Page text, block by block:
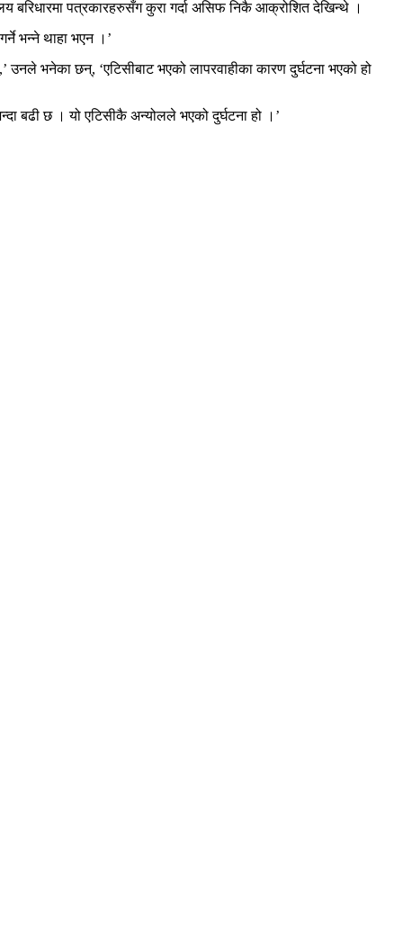
बरिधारमा पत्रकारहरुसँग कुरा गर्दा असिफ निकै आक्रोशित देखिन्थे ।
भन्ने थाहा भएन ।’
उनले भनेका छन्, ‘एटिसीबाट भएको लापरवाहीका कारण दुर्घटना भएको हो
बढी छ । यो एटिसीकै अन्योलले भएको दुर्घटना हो ।’